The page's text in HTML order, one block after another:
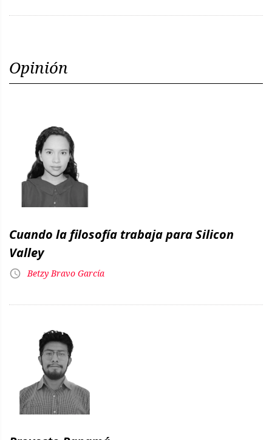
Opinión
Cuando la filosofía trabaja para Silicon
Valley
Betzy Bravo García